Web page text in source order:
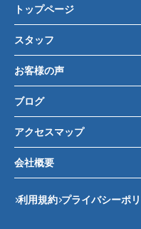
トップページ
スタッフ
お客様の声
ブログ
アクセスマップ
会社概要
利用規約 プライバシーポ